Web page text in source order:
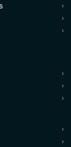
›
›
›
›
›
›
›
›